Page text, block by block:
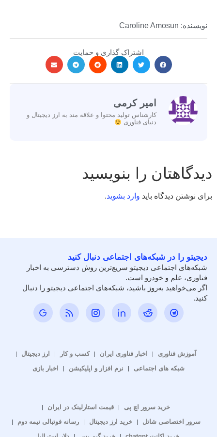
نویسنده: Caroline Amosun
اشتراک گذاری و حمایت
امیر کرمی
کارشناس تولید محتوا و علاقه مند به ارز دیجیتال و
دنیای فناوری
دیدگاهتان را بنویسید
برای نوشتن دیدگاه باید وارد بشوید.
دیجیتو را در شبکه‌های اجتماعی دنبال کنید
شبکه‌های اجتماعی دیجیتو سریع‌ترین روش دسترسی به اخبار
فناوری، علم و خودرو است.
اگر می‌خواهید به‌روز باشید، شبکه‌های اجتماعی دیجیتو را دنبال
کنید.
آموزش فناوری اخبار فناوری ایران کسب و کار
ارز دیجیتال
شبکه های اجتماعی
نرم افزار و اپلیکیشن اخبار بازی
خرید سرور اچ پی
قیمت استارلینک در ایران
سرور اختصاصی شاتل
خرید ارز دیجیتال
رسانه فوتبالی نیمه دوم